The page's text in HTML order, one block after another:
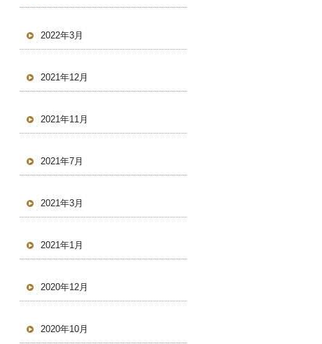
2022年3月
2021年12月
2021年11月
2021年7月
2021年3月
2021年1月
2020年12月
2020年10月